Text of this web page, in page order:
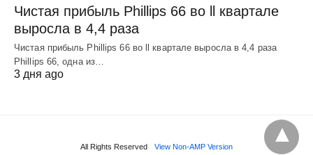
Чистая прибыль Phillips 66 во ll квартале
выросла в 4,4 раза
Чистая прибыль Phillips 66 во ll квартале выросла в 4,4 раза
Phillips 66, одна из…
3 дня ago
All Rights Reserved View Non-AMP Version